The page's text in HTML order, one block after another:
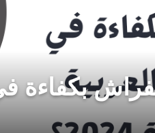
بكفاءة